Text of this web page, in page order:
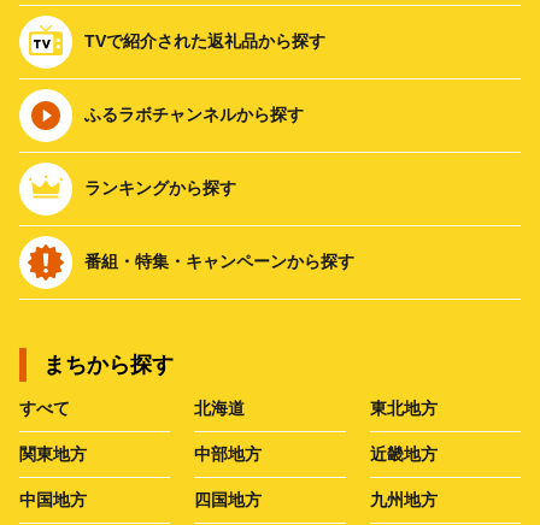
TVで紹介された返礼品から探す
ふるラボチャンネルから探す
ランキングから探す
番組・特集・キャンペーンから探す
まちから探す
すべて 北海道 東北地方
関東地方 中部地方 近畿地方
中国地方 四国地方 九州地方